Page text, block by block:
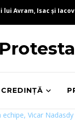
Avram, Isac și
Vicar Nadasdy